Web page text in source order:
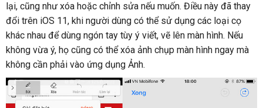
lại, cũng như xóa hoặc chỉnh sửa nếu muốn. Điều này đã thay
đổi trên iOS 11, khi người dùng có thể sử dụng các loại cọ
khác nhau để dùng ngón tay tùy ý viết, vẽ lên màn hình. Nếu
không vừa ý, họ cũng có thể xóa ảnh chụp màn hình ngay mà
không cần phải vào ứng dụng Ảnh.